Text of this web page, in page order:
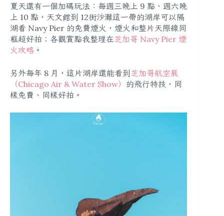
夏天還有一個加碼玩法：每週三晚上 9 點、週六晚
上 10 點，天文館到 12街沙灘這一帶的湖岸可以隔
湖看 Navy Pier 的免費煙火，煙火和整片天際線同
框超好拍；各觀賞點我整理在芝加哥 Navy Pier 煙
火攻略 。
另外每年 8 月，這片湖岸還能看到芝加哥航空展
（Chicago Air & Water Show） 的飛行特技，同
樣免費、同樣好拍。